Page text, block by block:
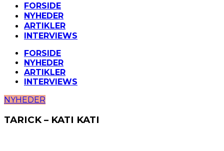
FORSIDE
NYHEDER
ARTIKLER
INTERVIEWS
FORSIDE
NYHEDER
ARTIKLER
INTERVIEWS
NYHEDER
TARICK – KATI KATI